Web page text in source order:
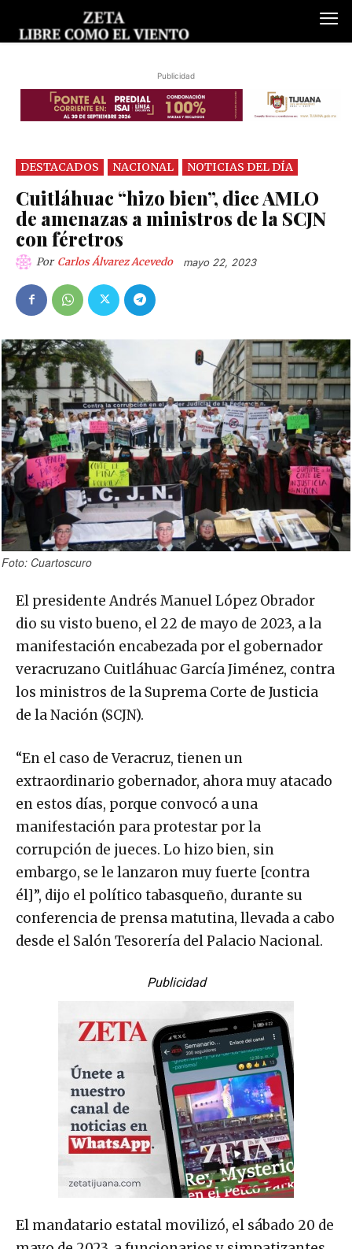
Publicidad
DESTACADOS NACIONAL NOTICIAS DEL DÍA
Cuitláhuac “hizo bien”, dice AMLO
de amenazas a ministros de la SCJN
con féretros
Por Carlos Álvarez Acevedo mayo 22, 2023
Foto: Cuartoscuro
El presidente Andrés Manuel López Obrador
dio su visto bueno, el 22 de mayo de 2023, a la
manifestación encabezada por el gobernador
veracruzano Cuitláhuac García Jiménez, contra
los ministros de la Suprema Corte de Justicia
de la Nación (SCJN).
“En el caso de Veracruz, tienen un
extraordinario gobernador, ahora muy atacado
en estos días, porque convocó a una
manifestación para protestar por la
corrupción de jueces. Lo hizo bien, sin
embargo, se le lanzaron muy fuerte [contra
él]”, dijo el político tabasqueño, durante su
conferencia de prensa matutina, llevada a cabo
desde el Salón Tesorería del Palacio Nacional.
Publicidad
El mandatario estatal movilizó, el sábado 20 de